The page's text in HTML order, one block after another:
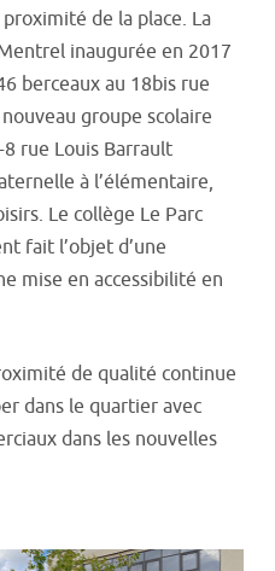
de la place. La
inaugurée en 2017
berceaux au 18bis rue
groupe scolaire
8 rue Louis Barrault
à l’élémentaire,
Le collège Le Parc
fait l’objet d’une
mise en accessibilité en
de qualité continue
dans le quartier avec
dans les nouvelles